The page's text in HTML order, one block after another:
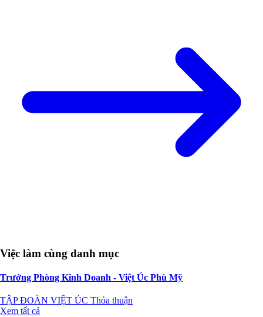
Việc làm cùng danh mục
Trưởng Phòng Kinh Doanh - Việt Úc Phù Mỹ
TẬP ĐOÀN VIỆT ÚC Thỏa thuận
Xem tất cả